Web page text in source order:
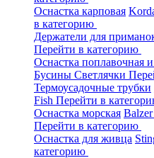
Оснастка карповая
в категорию
Держатели для
Перейти в категорию
Оснастка поплавочная
Бусины Светлячки
Термоусадочные трубки
Fish Перейти в
Оснастка морская Balzer
Перейти в категорию
Оснастка для живца
категорию